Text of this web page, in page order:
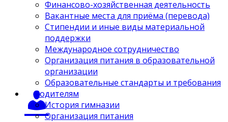
Финансово-хозяйственная деятельность
Вакантные места для приёма (перевода)
Стипендии и иные виды материальной
поддержки
Международное сотрудничество
Организация питания в образовательной
организации
Образовательные стандарты и требования
Родителям
История гимназии
Организация питания